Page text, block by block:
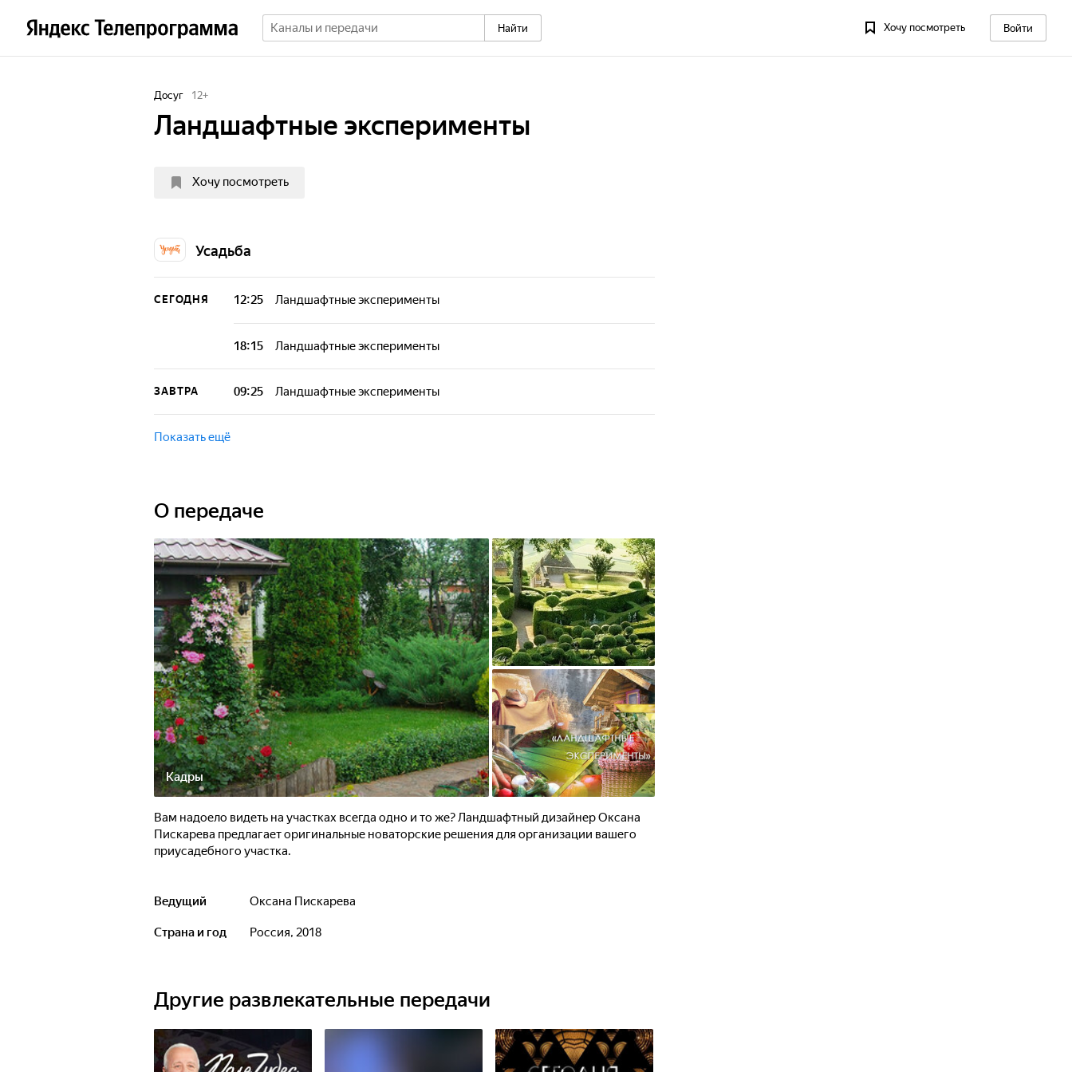
Найти Хочу посмотреть Войти
Досуг 12+
Ландшафтные эксперименты
Хочу посмотреть
Усадьба
СЕГОДНЯ 12:25 Ландшафтные эксперименты
18:15 Ландшафтные эксперименты
ЗАВТРА 09:25 Ландшафтные эксперименты
Показать ещё
О передаче
Кадры
Вам надоело видеть на участках всегда одно и то же? Ландшафтный дизайнер Оксана
Пискарева предлагает оригинальные новаторские решения для организации вашего
приусадебного участка.
Ведущий Оксана Пискарева
Страна и год Россия, 2018
Другие развлекательные передачи